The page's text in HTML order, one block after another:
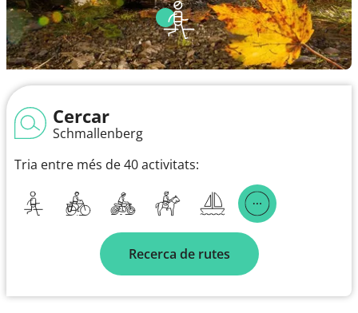
Cercar
Schmallenberg
Tria entre més de 40 activitats:
Recerca de rutes